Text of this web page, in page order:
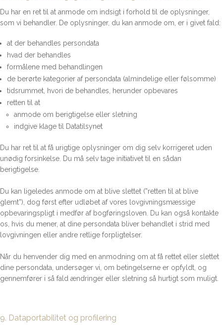
Du har en ret til at anmode om indsigt i forhold til de oplysninger,
som vi behandler. De oplysninger, du kan anmode om, er i givet fald:
at der behandles persondata
hvad der behandles
formålene med behandlingen
de berørte kategorier af persondata (almindelige eller følsomme)
tidsrummet, hvori de behandles, herunder opbevares
retten til at
anmode om berigtigelse eller sletning
indgive klage til Datatilsynet
Du har ret til at få urigtige oplysninger om dig selv korrigeret uden
unødig forsinkelse. Du må selv tage initiativet til en sådan
berigtigelse.
Du kan ligeledes anmode om at blive slettet (”retten til at blive
glemt”), dog først efter udløbet af vores lovgivningsmæssige
opbevaringspligt i medfør af bogføringsloven. Du kan også kontakte
os, hvis du mener, at dine persondata bliver behandlet i strid med
lovgivningen eller andre retlige forpligtelser.
Når du henvender dig med en anmodning om at få rettet eller slettet
dine persondata, undersøger vi, om betingelserne er opfyldt, og
gennemfører i så fald ændringer eller sletning så hurtigt som muligt.
9. Dataportabilitet og profilering